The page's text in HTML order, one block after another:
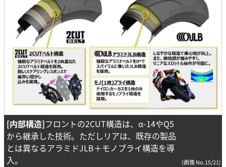
[内部構造]フロントの2CUT構造は、α-14やQ5
から継承した技術。ただしリアは、既存の製品
とは異なるアラミドJLB＋モノプライ構造を導
入。
(画像 No.15/21)